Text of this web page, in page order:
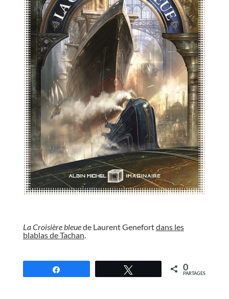
La Croisière bleuede Laurent Genefortdans les
blablas de Tachan.
0
PARTAGES